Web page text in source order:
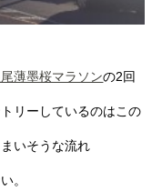
薄墨桜マラソンの2回
リーしているのはこの
いそうな流れ
。